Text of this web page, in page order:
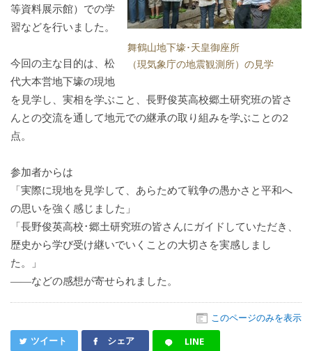
舞鶴山地下壕･天皇御座所
（現気象庁の地震観測所）の見学
等資料展示館）での学
習などを行いました。
今回の主な目的は、松
代大本営地下壕の現地
を見学し、実相を学ぶこと、長野俊英高校郷土研究班の皆さ
んとの交流を通して地元での継承の取り組みを学ぶことの2
点。
参加者からは
「実際に現地を見学して、あらためて戦争の愚かさと平和へ
の思いを強く感じました」
「長野俊英高校･郷土研究班の皆さんにガイドしていただき、
歴史から学び受け継いでいくことの大切さを実感しまし
た。」
――などの感想が寄せられました。
このページのみを表示
ツイート シェア LINE